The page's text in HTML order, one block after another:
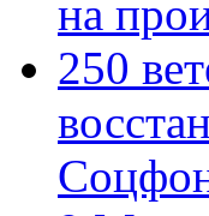
на
250